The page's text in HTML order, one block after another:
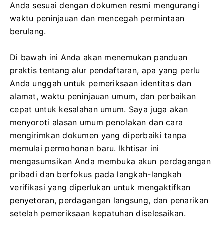
Anda sesuai dengan dokumen resmi mengurangi
waktu peninjauan dan mencegah permintaan
berulang.
Di bawah ini Anda akan menemukan panduan
praktis tentang alur pendaftaran, apa yang perlu
Anda unggah untuk pemeriksaan identitas dan
alamat, waktu peninjauan umum, dan perbaikan
cepat untuk kesalahan umum. Saya juga akan
menyoroti alasan umum penolakan dan cara
mengirimkan dokumen yang diperbaiki tanpa
memulai permohonan baru. Ikhtisar ini
mengasumsikan Anda membuka akun perdagangan
pribadi dan berfokus pada langkah-langkah
verifikasi yang diperlukan untuk mengaktifkan
penyetoran, perdagangan langsung, dan penarikan
setelah pemeriksaan kepatuhan diselesaikan.